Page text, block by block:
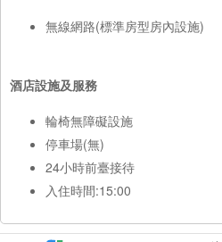
無線網路(標準房型房內設施)
酒店設施及服務
輪椅無障礙設施
停車場(無)
24小時前臺接待
入住時間:15:00